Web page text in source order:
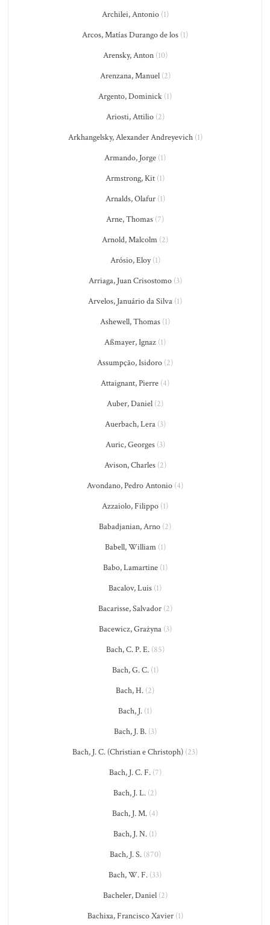
Archilei, Antonio(1)
Arcos, Matías Durango de los (1)
Arensky, Anton(10)
Arenzana, Manuel(2)
Argento, Dominick (1)
Ariosti, Attilio(2)
Arkhangelsky, Alexander Andreyevich(1)
Armando, Jorge (1)
Armstrong, Kit (1)
Arnalds, Olafur(1)
Arne, Thomas (7)
Arnold, Malcolm (2)
Arósio, Eloy(1)
Arriaga, Juan Crisostomo(3)
Arvelos, Januário da Silva (1)
Ashewell, Thomas (1)
Aßmayer, Ignaz (1)
Assumpção, Isidoro (2)
Attaignant, Pierre (4)
Auber, Daniel (2)
Auerbach, Lera(3)
Auric, Georges(3)
Avison, Charles(2)
Avondano, Pedro Antonio (4)
Azzaiolo, Filippo (1)
Babadjanian, Arno (2)
Babell, William(1)
Babo, Lamartine(1)
Bacalov, Luis (1)
Bacarisse, Salvador(2)
Bacewicz, Grażyna(3)
Bach, C. P. E.(85)
Bach, G. C.(1)
Bach, H. (2)
Bach, J. (1)
Bach, J. B.(3)
Bach, J. C. (Christian e Christoph) (23)
Bach, J. C. F.(7)
Bach, J. L. (2)
Bach, J. M. (4)
Bach, J. N. (1)
Bach, J. S.(870)
Bach, W. F. (33)
Bacheler, Daniel(2)
Bachixa, Francisco Xavier(1)